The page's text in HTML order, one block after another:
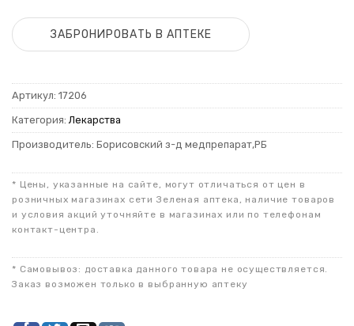
ЗАБРОНИРОВАТЬ В АПТЕКЕ
Артикул: 17206
Категория:Лекарства
Производитель: Борисовский з-д медпрепарат,РБ
* Цены, указанные на сайте, могут отличаться от цен в
розничных магазинах сети Зеленая аптека, наличие товаров
и условия акций уточняйте в магазинах или по телефонам
контакт-центра.
* Самовывоз: доставка данного товара не осуществляется.
Заказ возможен только в выбранную аптеку